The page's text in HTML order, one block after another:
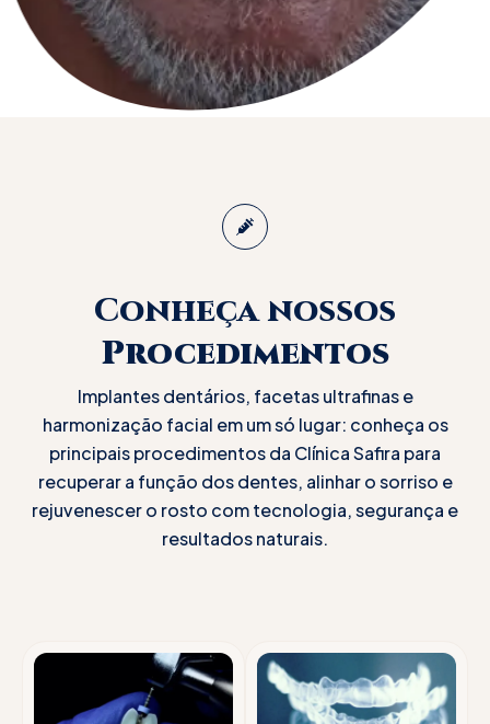
Implantes
dentários, facetas
e harmonização
facial em BH –
Clínica Safira
Odontologia
Transforme seu sorriso com implantes
dentários, facetas ultrafinas e harmonização
Conheça nossos
Procedimentos
Implantes dentários, facetas ultrafinas e
harmonização facial em um só lugar: conheça os
principais procedimentos da Clínica Safira para
recuperar a função dos dentes, alinhar o sorriso e
rejuvenescer o rosto com tecnologia, segurança e
resultados naturais.